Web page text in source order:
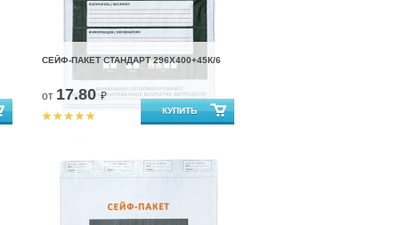
СЕЙФ-ПАКЕТ СТАНДАРТ 296Х400+45К/6
от 17.80₽